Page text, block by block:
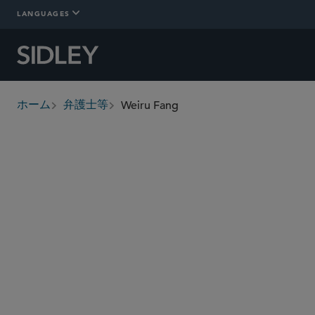
LANGUAGES
breadcrumbs
ホーム 弁護士等 Weiru Fang